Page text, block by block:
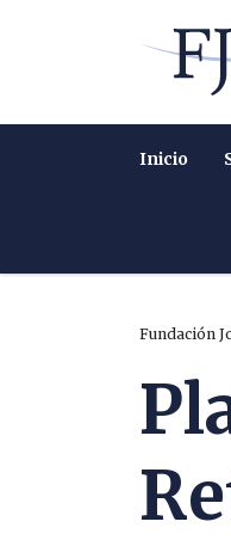
Inicio
Fundación